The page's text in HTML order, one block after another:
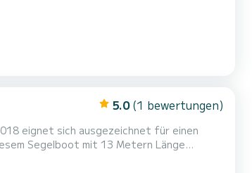
5.0 (1 bewertungen)
eignet sich ausgezeichnet für einen
Segelboot mit 13 Metern Länge
genießen. Für Ihren Komfort verfügt